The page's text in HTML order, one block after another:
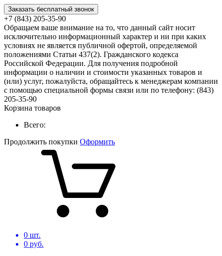
Заказать бесплатный звонок
+7 (843) 205-35-90
Обращаем ваше внимание на то, что данный сайт носит
исключительно информационный характер и ни при каких
условиях не является публичной офертой, определяемой
положениями Статьи 437(2). Гражданского кодекса
Российской Федерации. Для получения подробной
информации о наличии и стоимости указанных товаров и
(или) услуг, пожалуйста, обращайтесь к менеджерам компании
с помощью специальной формы связи или по телефону: (843)
205-35-90
Корзина товаров
Всего:
Продолжить покупки Оформить
0 шт.
0 руб.